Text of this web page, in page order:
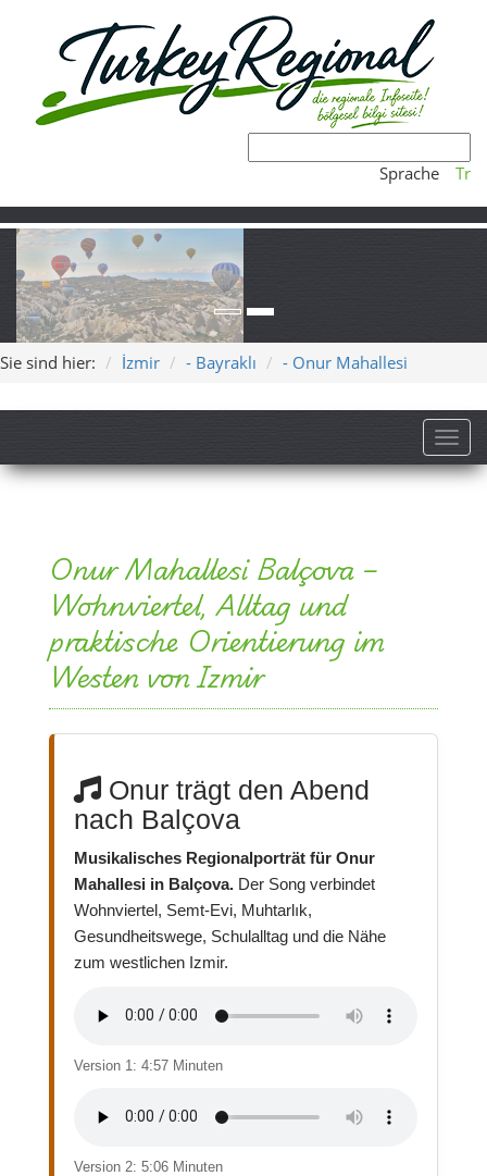
Sprache Tr
Sie sind hier: İzmir - Bayraklı - Onur Mahallesi
Onur Mahallesi Balçova –
Wohnviertel, Alltag und
praktische Orientierung im
Westen von Izmir
Onur trägt den Abend
nach Balçova
Musikalisches Regionalporträt für Onur
Mahallesi in Balçova. Der Song verbindet
Wohnviertel, Semt-Evi, Muhtarlık,
Gesundheitswege, Schulalltag und die Nähe
zum westlichen Izmir.
Version 1: 4:57 Minuten
Version 2: 5:06 Minuten